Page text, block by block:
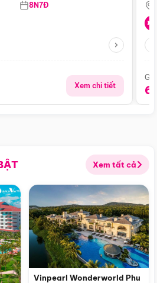
8N7Đ
Xem chi tiết
Xem tất cả
Vinpearl Wonderworld Phu